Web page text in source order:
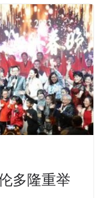
多隆重举